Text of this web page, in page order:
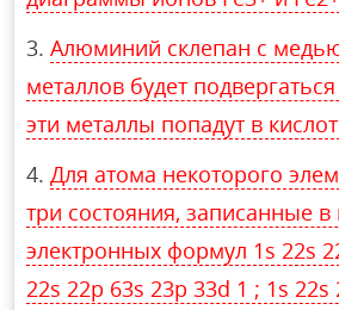
Алюминий склепан с
металлов будет
эти металлы попадут в
Для атома некоторого
три состояния, записанные в
электронных формул 1s 22s
22s 22p 63s 23p 33d 1 ; 1s 22s